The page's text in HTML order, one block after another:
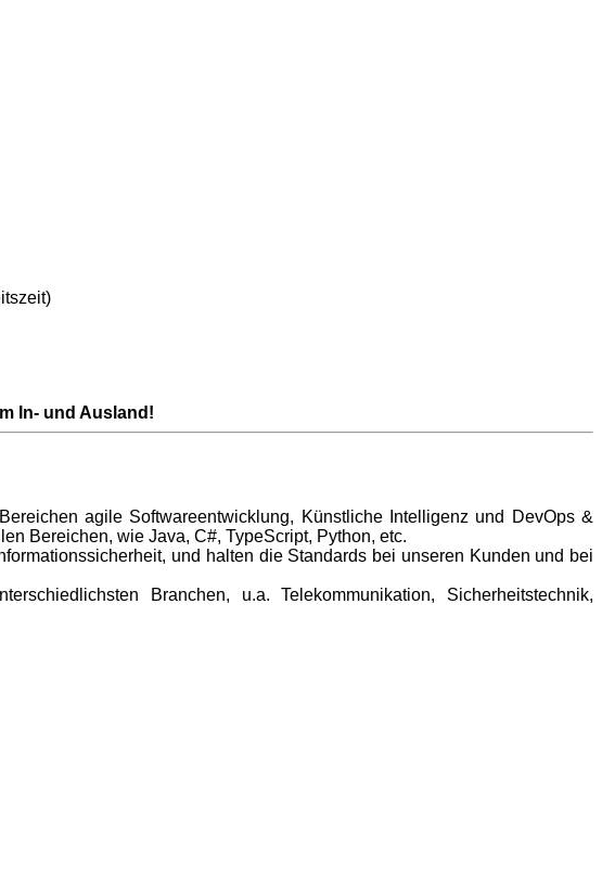
In- und Ausland!
agile Softwareentwicklung, Künstliche Intelligenz und DevOps &
Bereichen, wie Java, C#, TypeScript, Python, etc.
und halten die Standards bei unseren Kunden und bei
Branchen, u.a. Telekommunikation, Sicherheitstechnik,